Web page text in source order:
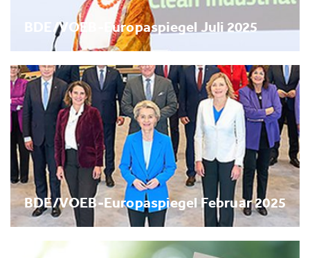
BDE/VOEB-Europaspiegel Juli 2025
BDE/VOEB-Europaspiegel Februar 2025